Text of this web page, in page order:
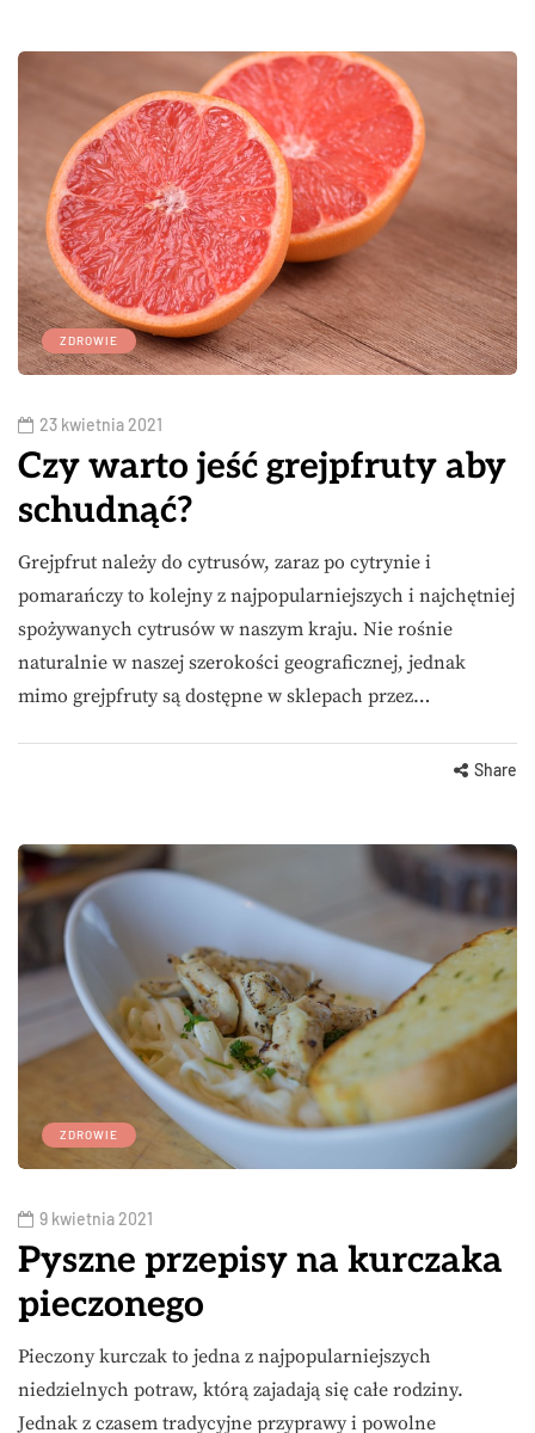
ZDROWIE
23 kwietnia 2021
Czy warto jeść grejpfruty aby
schudnąć?
Grejpfrut należy do cytrusów, zaraz po cytrynie i
pomarańczy to kolejny z najpopularniejszych i najchętniej
spożywanych cytrusów w naszym kraju. Nie rośnie
naturalnie w naszej szerokości geograficznej, jednak
mimo grejpfruty są dostępne w sklepach przez…
Share
ZDROWIE
9 kwietnia 2021
Pyszne przepisy na kurczaka
pieczonego
Pieczony kurczak to jedna z najpopularniejszych
niedzielnych potraw, którą zajadają się całe rodziny.
Jednak z czasem tradycyjne przyprawy i powolne